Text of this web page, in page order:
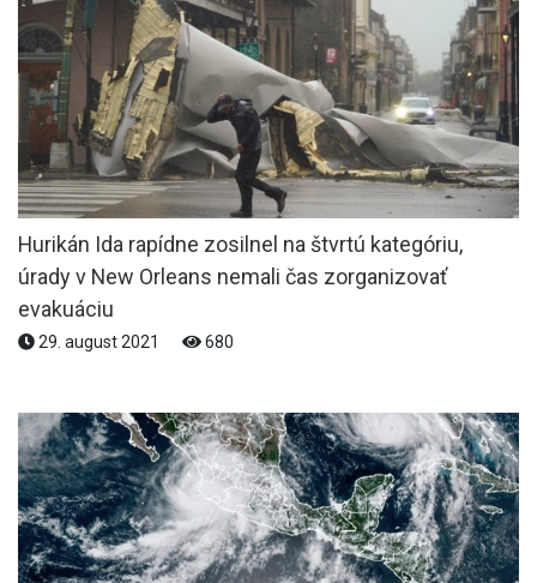
Hurikán Ida rapídne zosilnel na štvrtú kategóriu,
úrady v New Orleans nemali čas zorganizovať
evakuáciu
29. august 2021 680